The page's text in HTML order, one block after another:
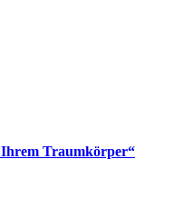
Ihrem Traumkörper“